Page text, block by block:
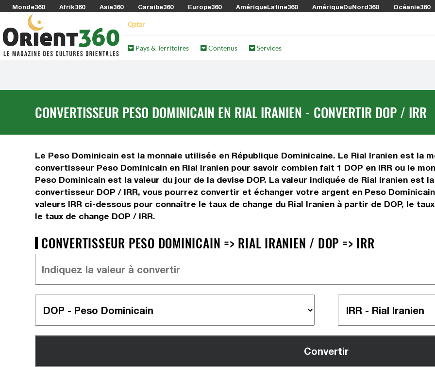
Monde360 Afrik360 Asie360 Caraibe360 Europe360 AmériqueLatine360 AmériqueDuNord360 Océanie360
Qatar
Pays & Territoires Contenus Services
CONVERTISSEUR PESO DOMINICAIN EN RIAL IRANIEN - CONVERTIR DOP / IRR
Le Peso Dominicain est la monnaie utilisée en République Dominicaine. Le Rial Iranien est la
convertisseur Peso Dominicain en Rial Iranien pour savoir combien fait 1 DOP en IRR ou le
Peso Dominicain est la valeur du jour de la devise DOP. La valeur indiquée de Rial Iranien est
convertisseur DOP / IRR, vous pourrez convertir et échanger votre argent en Peso
valeurs IRR ci-dessous pour connaître le taux de change du Rial Iranien à partir de DOP, le
le taux de change DOP / IRR.
CONVERTISSEUR PESO DOMINICAIN => RIAL IRANIEN / DOP => IRR